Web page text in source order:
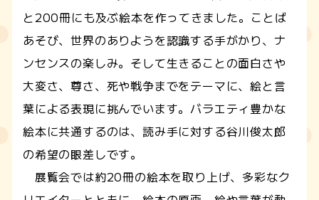
と200冊にも及ぶ絵本を作ってきました。ことば
あそび、世界のありようを認識する手がかり、ナ
ンセンスの楽しみ。そして生きることの面白さや
大変さ、尊さ、死や戦争までをテーマに、絵と言
葉による表現に挑んでいます。バラエティ豊かな
絵本に共通するのは、読み手に対する谷川俊太郎
の希望の眼差しです。
展覧会では約20冊の絵本を取り上げ、多彩なク